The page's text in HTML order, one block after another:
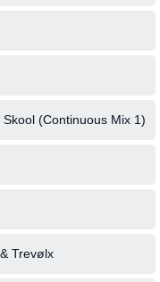
(Continuous Mix 1)
Trevølx